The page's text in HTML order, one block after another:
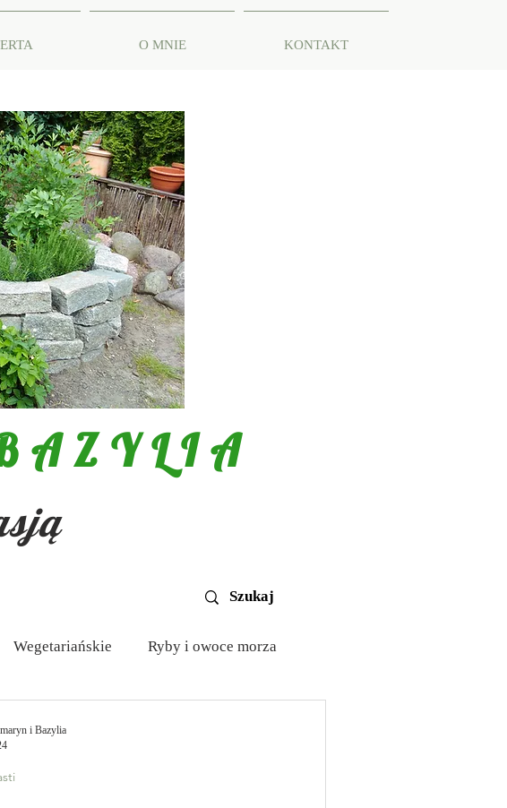
O MNIE KONTAKT
Wegetariańskie Ryby i owoce morza
i Bazylia